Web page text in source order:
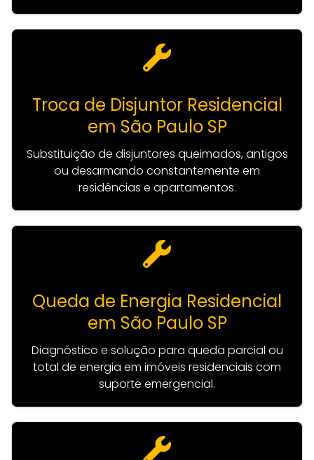
Troca de Disjuntor Residencial
em São Paulo SP
Substituição de disjuntores queimados, antigos
ou desarmando constantemente em
residências e apartamentos.
Queda de Energia Residencial
em São Paulo SP
Diagnóstico e solução para queda parcial ou
total de energia em imóveis residenciais com
suporte emergencial.